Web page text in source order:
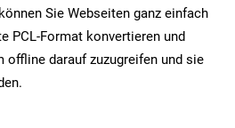
Sie Webseiten ganz einfach
PCL-Format konvertieren und
offline darauf zuzugreifen und sie